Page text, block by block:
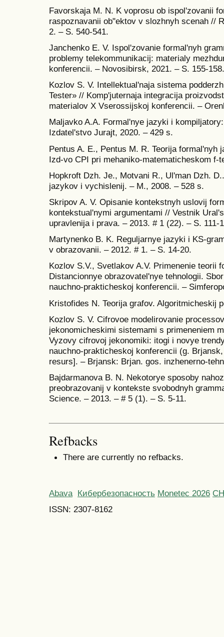
Favorskaja M. N. K voprosu ob ispol'zovanii
raspoznavanii ob"ektov v slozhnyh scenah //
2. – S. 540-541.
Janchenko E. V. Ispol'zovanie formal'nyh
problemy telekommunikacij: materialy
konferencii. – Novosibirsk, 2021. – S. 155-158.
Kozlov S. V. Intellektual'naja sistema
Tester» // Komp'juternaja integracija
materialov X Vserossijskoj konferencii. –
Maljavko A.A. Formal'nye jazyki i
Izdatel'stvo Jurajt, 2020. – 429 s.
Pentus A. E., Pentus M. R. Teorija formal'nyh
Izd-vo CPI pri mehaniko-matematicheskom
Hopkroft Dzh. Je., Motvani R., Ul'man Dzh.
jazykov i vychislenij. – M., 2008. – 528 s.
Skripov A. V. Opisanie kontekstnyh uslovij
kontekstual'nymi argumentami // Vestnik
upravlenija i prava. – 2013. # 1 (22). – S. 111-
Martynenko B. K. Reguljarnye jazyki i KS-
v obrazovanii. – 2012. # 1. – S. 14-20.
Kozlov S.V., Svetlakov A.V. Primenenie teorii
Distancionnye obrazovatel'nye tehnologii.
nauchno-prakticheskoj konferencii. –
Kristofides N. Teorija grafov. Algoritmicheskij
Kozlov S. V. Cifrovoe modelirovanie
jekonomicheskimi sistemami s primeneniem
Vyzovy cifrovoj jekonomiki: itogi i novye
nauchno-prakticheskoj konferencii (g.
resurs]. – Brjansk: Brjan. gos. inzhenerno-
Bajdarmanova B. N. Nekotorye sposoby
preobrazovanij v kontekste svobodnyh
Science. – 2013. – # 5 (1). – S. 5-11.
Refbacks
There are currently no refbacks.
Abava Кибербезопасность Monetec 2026
ISSN: 2307-8162